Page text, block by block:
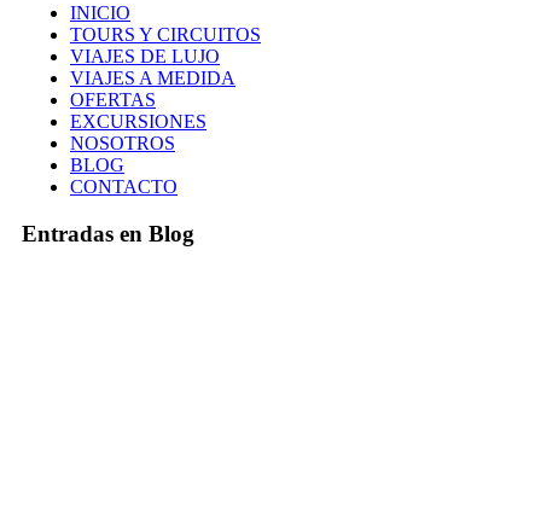
INICIO
TOURS Y CIRCUITOS
VIAJES DE LUJO
VIAJES A MEDIDA
OFERTAS
EXCURSIONES
NOSOTROS
BLOG
CONTACTO
Entradas en Blog